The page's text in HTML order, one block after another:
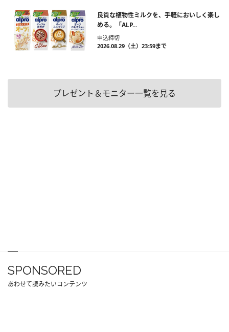
良質な植物性ミルクを、手軽においしく楽し
める。「ALP...
申込締切
2026.08.29（土）23:59まで
プレゼント＆モニター一覧を見る
SPONSORED
あわせて読みたいコンテンツ